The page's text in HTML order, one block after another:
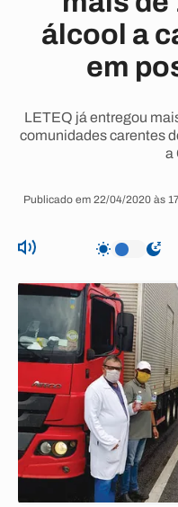
álcool a
em
LETEQ já entregou
comunidades carentes
a
Publicado em 22/04/2020 às